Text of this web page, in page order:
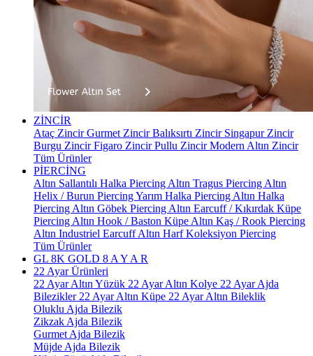
ZİNCİR
Ataç ZincirGurmet ZincirBalıksırtı Zincir Singapur Zincir
Burgu ZincirFigaro ZincirPullu ZincirModern Altın Zincir
Tüm Ürünler
PİERCİNG
Altın Sallantılı Halka Piercing Altın Tragus Piercing Altın
Helix / Burun PiercingYarım Halka Piercing Altın Halka
Piercing Altın Göbek Piercing Altın Earcuff / Kıkırdak Küpe
Piercing Altın Hook / Baston Küpe Altın Kaş / Rook Piercing
Altın Industriel EarcuffAltın Harf Koleksiyon Piercing
Tüm Ürünler
GL 8K GOLD 8 A Y A R
22 Ayar Ürünleri
22 Ayar Altın Yüzük 22 Ayar Altın Kolye 22 Ayar Ajda
Bilezikler 22 Ayar Altın Küpe 22 Ayar Altın Bileklik
Oluklu Ajda Bilezik
Zikzak Ajda Bilezik
Gurmet Ajda Bilezik
Müjde Ajda Bilezik